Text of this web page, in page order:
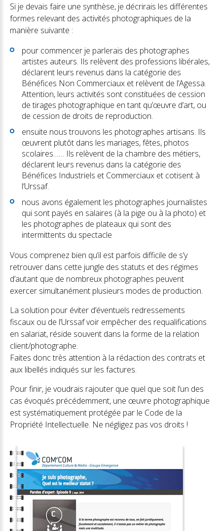
Si je devais faire une synthèse, je décrirais les différentes
formes relevant des activités photographiques de la
manière suivante :
pour commencer je parlerais des photographes
artistes auteurs. Ils relèvent des professions libérales,
déclarent leurs revenus dans la catégorie des
Bénéfices Non Commerciaux et relèvent de l’Agessa.
Attention, leurs activités sont constituées de cession
de tirages photographique en tant qu’œuvre d’art, ou
de cession de droits de reproduction.
ensuite nous trouvons les photographes artisans. Ils
œuvrent plutôt dans les mariages, fêtes, photos
scolaires…… Ils relèvent de la chambre des métiers,
déclarent leurs revenus dans la catégorie des
Bénéfices Industriels et Commerciaux et cotisent à
l’Urssaf.
nous avons également les photographes journalistes
qui sont payés en salaires (à la pige ou à la photo) et
les photographes de plateaux qui sont des
intermittents du spectacle
Vous comprenez bien qu’il est parfois difficile de s’y
retrouver dans cette jungle des statuts et des régimes
d’autant que de nombreux photographes peuvent
exercer simultanément plusieurs modes de production.
La solution pour éviter d’éventuels redressements
fiscaux ou de l’Urssaf voir empêcher des requalifications
en salariat, réside souvent dans la forme de la relation
client/photographe.
Faites donc très attention à la rédaction des contrats et
aux libellés indiqués sur les factures.
Pour finir, je voudrais rajouter que quel que soit l’un des
cas évoqués précédemment, une œuvre photographique
est systématiquement protégée par le Code de la
Propriété Intellectuelle. Ne négligez pas vos droits !